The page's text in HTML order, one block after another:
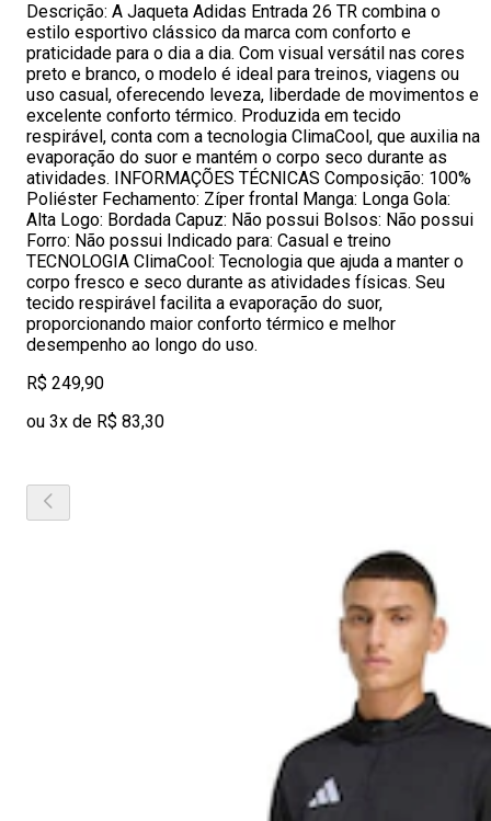
Descrição: A Jaqueta Adidas Entrada 26 TR combina o
estilo esportivo clássico da marca com conforto e
praticidade para o dia a dia. Com visual versátil nas cores
preto e branco, o modelo é ideal para treinos, viagens ou
uso casual, oferecendo leveza, liberdade de movimentos e
excelente conforto térmico. Produzida em tecido
respirável, conta com a tecnologia ClimaCool, que auxilia na
evaporação do suor e mantém o corpo seco durante as
atividades. INFORMAÇÕES TÉCNICAS Composição: 100%
Poliéster Fechamento: Zíper frontal Manga: Longa Gola:
Alta Logo: Bordada Capuz: Não possui Bolsos: Não possui
Forro: Não possui Indicado para: Casual e treino
TECNOLOGIA ClimaCool: Tecnologia que ajuda a manter o
corpo fresco e seco durante as atividades físicas. Seu
tecido respirável facilita a evaporação do suor,
proporcionando maior conforto térmico e melhor
desempenho ao longo do uso.
R$ 249,90
ou 3x de R$ 83,30